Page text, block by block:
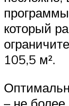
который
105,5 м².